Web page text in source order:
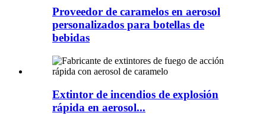
Proveedor de caramelos en aerosol
personalizados para botellas de
bebidas
Extintor de incendios de explosión
rápida en aerosol...